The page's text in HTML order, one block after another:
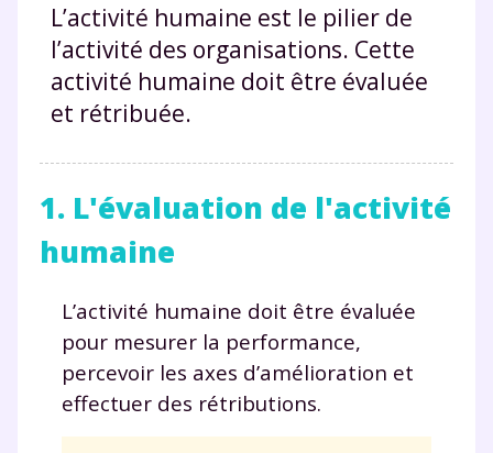
L’activité humaine est le pilier de
l’activité des organisations. Cette
activité humaine doit être évaluée
et rétribuée.
1. L'évaluation de l'activité
humaine
L’activité humaine doit être évaluée
pour mesurer la performance,
percevoir les axes d’amélioration et
effectuer des rétributions.